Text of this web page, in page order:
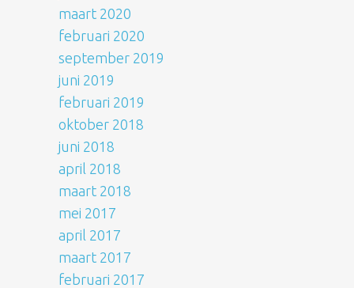
maart 2020
februari 2020
september 2019
juni 2019
februari 2019
oktober 2018
juni 2018
april 2018
maart 2018
mei 2017
april 2017
maart 2017
februari 2017